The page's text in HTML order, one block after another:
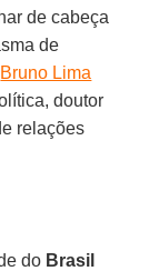
de cabeça
de
Bruno Lima
doutor
relações
do Brasil